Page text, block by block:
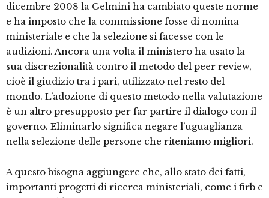
dicembre 2008 la Gelmini ha cambiato queste norme
e ha imposto che la commissione fosse di nomina
ministeriale e che la selezione si facesse con le
audizioni. Ancora una volta il ministero ha usato la
sua discrezionalità contro il metodo del peer review,
cioè il giudizio tra i pari, utilizzato nel resto del
mondo. L’adozione di questo metodo nella valutazione
è un altro presupposto per far partire il dialogo con il
governo. Eliminarlo significa negare l’uguaglianza
nella selezione delle persone che riteniamo migliori.
A questo bisogna aggiungere che, allo stato dei fatti,
importanti progetti di ricerca ministeriali, come i firb e